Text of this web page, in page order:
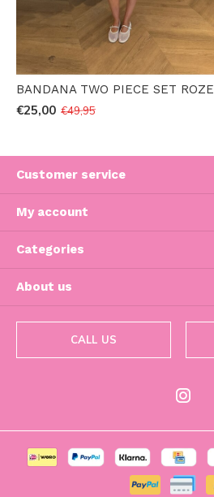
BANDANA TWO PIECE SET ROZE
€25,00 €49,95
Customer service
My account
Categories
About us
CALL US